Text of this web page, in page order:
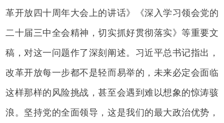
革开放四十周年大会上的讲话》《深入学习领会党的
二十届三中全会精神，切实抓好贯彻落实》等重要文
稿，对这一问题作了深刻阐述。习近平总书记指出，
改革开放每一步都不是轻而易举的，未来必定会面临
这样那样的风险挑战，甚至会遇到难以想象的惊涛骇
浪。坚持党的全面领导，这是我们的最大政治优势，